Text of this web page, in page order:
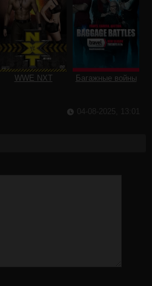
WWE NXT Багажные войны
04-08-2025, 13:01